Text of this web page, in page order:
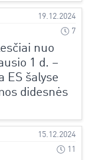
19.12.2024
7
nuo
1 d. –
ES šalyse
didesnės
15.12.2024
11